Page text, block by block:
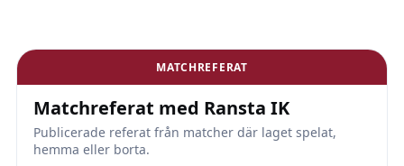
MATCHREFERAT
Matchreferat med Ransta IK
Publicerade referat från matcher där laget spelat,
hemma eller borta.